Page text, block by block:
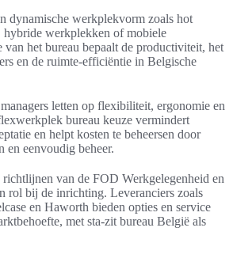
dynamische werkplekvorm zoals hot
hybride werkplekken of mobiele
van het bureau bepaalt de productiviteit, het
en de ruimte-efficiëntie in Belgische
letten op flexibiliteit, ergonomie en
bureau keuze vermindert
en helpt kosten te beheersen door
en eenvoudig beheer.
van de FOD Werkgelegenheid en
rol bij de inrichting. Leveranciers zoals
en Haworth bieden opties en service
met sta-zit bureau België als